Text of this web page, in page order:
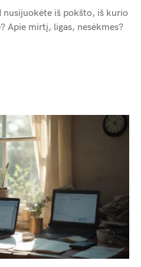
iš pokšto, iš kurio
Apie mirtį, ligas, nesėkmes?